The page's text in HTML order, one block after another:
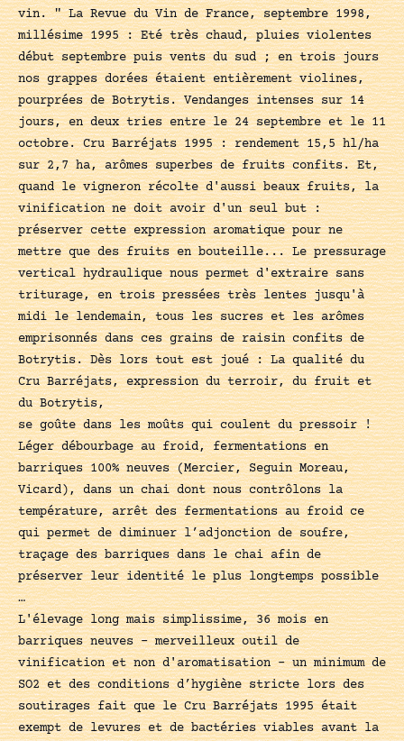
vin. " La Revue du Vin de France, septembre 1998,
millésime 1995 : Eté très chaud, pluies violentes
début septembre puis vents du sud ; en trois jours
nos grappes dorées étaient entièrement violines,
pourprées de Botrytis. Vendanges intenses sur 14
jours, en deux tries entre le 24 septembre et le 11
octobre. Cru Barréjats 1995 : rendement 15,5 hl/ha
sur 2,7 ha, arômes superbes de fruits confits. Et,
quand le vigneron récolte d'aussi beaux fruits, la
vinification ne doit avoir d'un seul but :
préserver cette expression aromatique pour ne
mettre que des fruits en bouteille... Le pressurage
vertical hydraulique nous permet d'extraire sans
triturage, en trois pressées très lentes jusqu'à
midi le lendemain, tous les sucres et les arômes
emprisonnés dans ces grains de raisin confits de
Botrytis. Dès lors tout est joué : La qualité du
Cru Barréjats, expression du terroir, du fruit et
du Botrytis,
se goûte dans les moûts qui coulent du pressoir !
Léger débourbage au froid, fermentations en
barriques 100% neuves (Mercier, Seguin Moreau,
Vicard), dans un chai dont nous contrôlons la
température, arrêt des fermentations au froid ce
qui permet de diminuer l’adjonction de soufre,
traçage des barriques dans le chai afin de
préserver leur identité le plus longtemps possible
…
L'élevage long mais simplissime, 36 mois en
barriques neuves - merveilleux outil de
vinification et non d'aromatisation - un minimum de
SO2 et des conditions d’hygiène stricte lors des
soutirages fait que le Cru Barréjats 1995 était
exempt de levures et de bactéries viables avant la